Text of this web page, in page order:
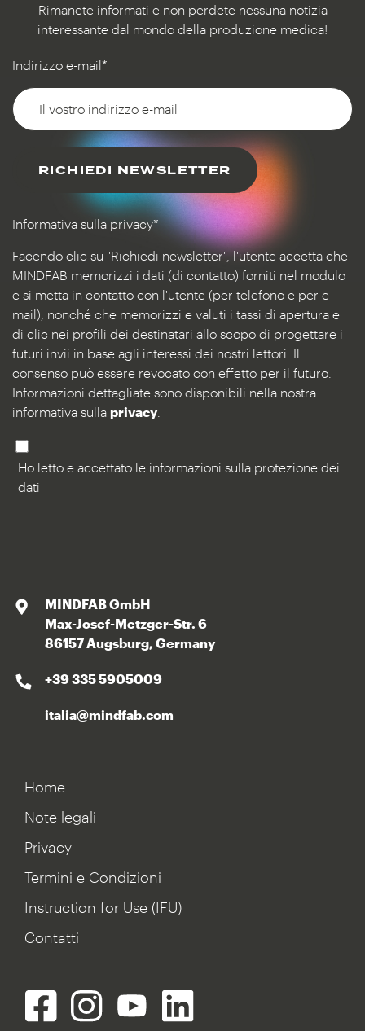
Rimanete informati e non perdete nessuna notizia
interessante dal mondo della produzione medica!
Indirizzo e-mail*
RICHIEDI NEWSLETTER
Informativa sulla privacy*
Facendo clic su "Richiedi newsletter", l'utente accetta che
MINDFAB memorizzi i dati (di contatto) forniti nel modulo
e si metta in contatto con l'utente (per telefono e per e-
mail), nonché che memorizzi e valuti i tassi di apertura e
di clic nei profili dei destinatari allo scopo di progettare i
futuri invii in base agli interessi dei nostri lettori. Il
consenso può essere revocato con effetto per il futuro.
Informazioni dettagliate sono disponibili nella nostra
informativa sulla privacy
Ho letto e accettato le informazioni sulla protezione dei
dati
MINDFAB GmbH
Max-Josef-Metzger-Str. 6
86157 Augsburg, Germany
+39 335 5905009
italia@mindfab.com
Home
Note legali
Privacy
Termini e Condizioni
Instruction for Use (IFU)
Contatti